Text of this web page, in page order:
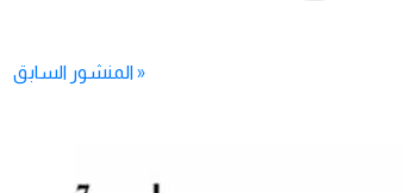
«المنشور السابق